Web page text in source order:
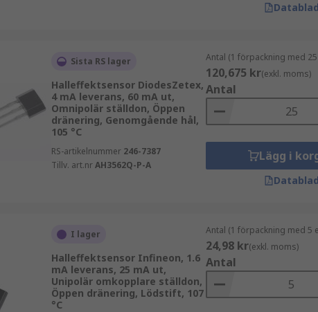
Datablad
Sista RS lager
Halleffektsensor DiodesZetex,
4 mA leverans, 60 mA ut,
Omnipolär ställdon, Öppen
dränering, Genomgående hål,
105 °C
RS-artikelnummer 246-7387
Tillv. art.nrAH3562Q-P-A
Antal (1 förpackning med
120,675 kr(exkl. moms)
Antal
Lägg i
Datablad
I lager
Halleffektsensor Infineon, 1.6
mA leverans, 25 mA ut,
Unipolär omkopplare ställdon,
Öppen dränering, Lödstift, 107
°C
Antal (1 förpackning med 5
24,98 kr(exkl. moms)
Antal